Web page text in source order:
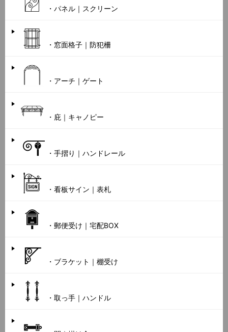
・パネル｜スクリーン
・窓面格子｜防犯柵
・アーチ｜ゲート
・庇｜キャノピー
・手摺り｜ハンドレール
・看板サイン｜表札
・郵便受け｜宅配BOX
・ブラケット｜棚受け
・取っ手｜ハンドル